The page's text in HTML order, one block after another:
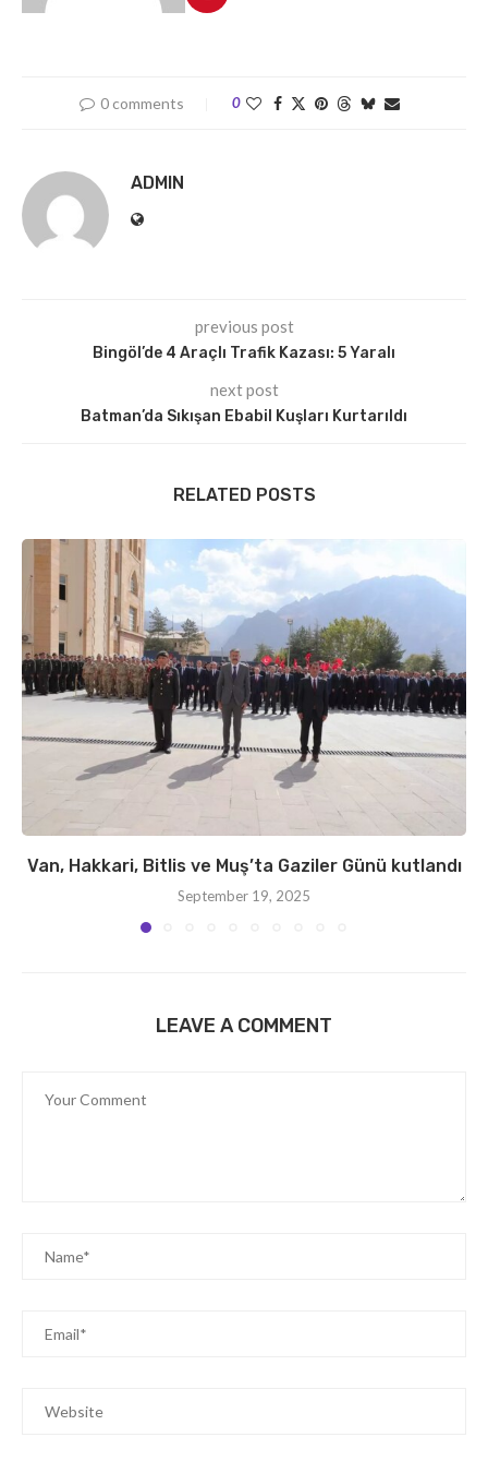
0 comments 0
ADMIN
previous post
Bingöl’de 4 Araçlı Trafik Kazası: 5 Yaralı
next post
Batman’da Sıkışan Ebabil Kuşları Kurtarıldı
RELATED POSTS
Van, Hakkari, Bitlis ve Muş’ta Gaziler Günü kutlandı
September 19, 2025
LEAVE A COMMENT